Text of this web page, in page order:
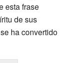
esta frase
de sus
ha convertido